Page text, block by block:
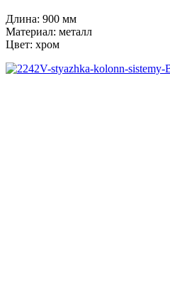
Длина: 900 мм
Материал: металл
Цвет: хром